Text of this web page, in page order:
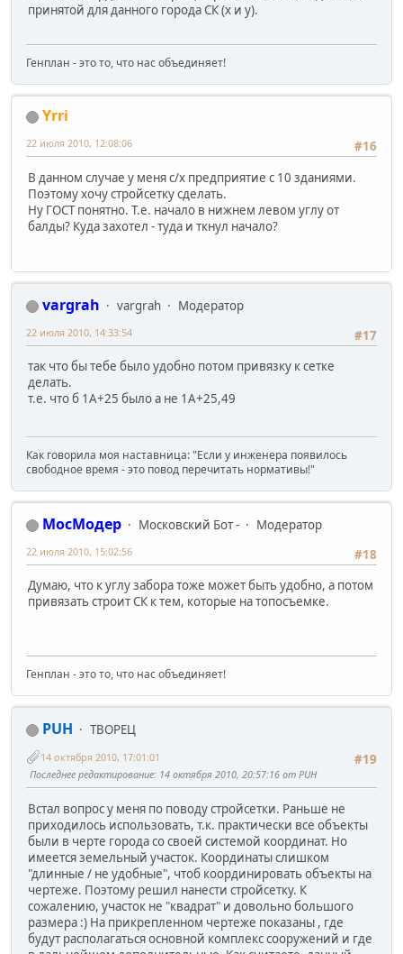
принятой для данного города СК (х и у).
Генплан - это то, что нас объединяет!
Yrri
#16
22 июля 2010, 12:08:06
В данном случае у меня с/х предприятие с 10 зданиями.
Поэтому хочу стройсетку сделать.
Ну ГОСТ понятно. Т.е. начало в нижнем левом углу от
балды? Куда захотел - туда и ткнул начало?
vargrah vargrah
Модератор
#17
22 июля 2010, 14:33:54
так что бы тебе было удобно потом привязку к сетке
делать.
т.е. что б 1А+25 было а не 1А+25,49
Как говорила моя наставница: "Если у инженера появилось
свободное время - это повод перечитать нормативы!"
МосМодер Московский Бот -
Модератор
#18
22 июля 2010, 15:02:56
Думаю, что к углу забора тоже может быть удобно, а потом
привязать строит СК к тем, которые на топосъемке.
Генплан - это то, что нас объединяет!
PUH
ТВОРЕЦ
#19
14 октября 2010, 17:01:01
Последнее редактирование: 14 октября 2010, 20:57:16 от PUH
Встал вопрос у меня по поводу стройсетки. Раньше не
приходилось использовать, т.к. практически все объекты
были в черте города со своей системой координат. Но
имеется земельный участок. Координаты слишком
"длинные / не удобные", чтоб координировать объекты на
чертеже. Поэтому решил нанести стройсетку. К
сожалению, участок не "квадрат" и довольно большого
размера :) На прикрепленном чертеже показаны , где
будут располагаться основной комплекс сооружений и где